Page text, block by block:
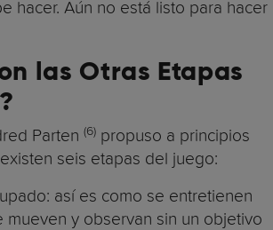
hacer. Aún no está listo para hacer
las Otras Etapas
Parten (6) propuso a principios
seis etapas del juego:
así es como se entretienen
mueven y observan sin un objetivo